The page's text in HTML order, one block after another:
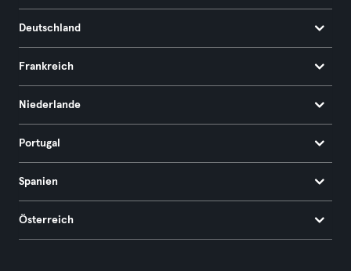
Deutschland
Frankreich
Niederlande
Portugal
Spanien
Österreich